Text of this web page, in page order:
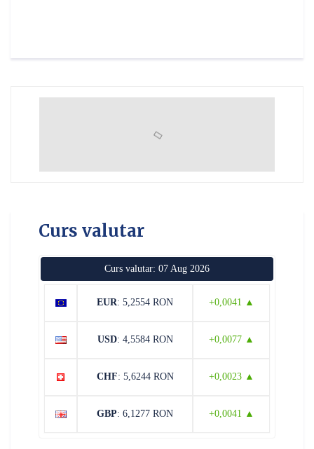
Curs valutar
Curs valutar: 07 Aug 2026
EUR: 5,2554 RON +0,0041 ▲
USD: 4,5584 RON +0,0077 ▲
CHF: 5,6244 RON +0,0023 ▲
GBP: 6,1277 RON +0,0041 ▲